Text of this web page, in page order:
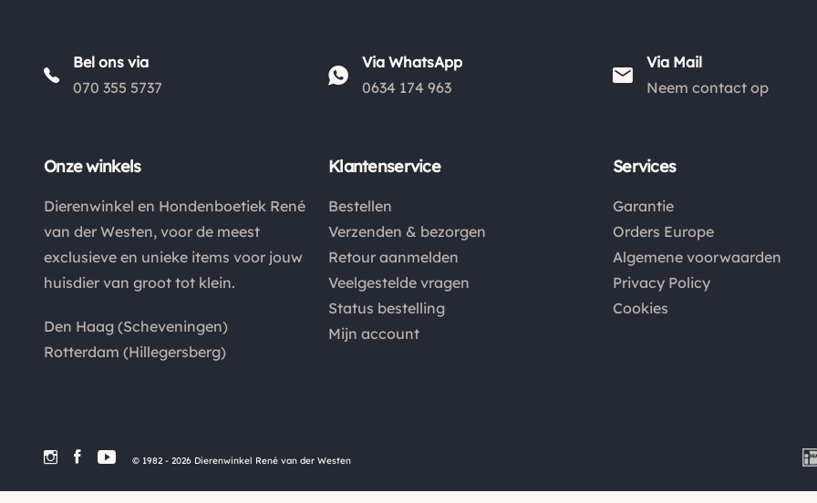
Bel ons via
070 355 5737
Via WhatsApp
0634 174 963
Via Mail
Neem contact op
Onze winkels
Dierenwinkel en Hondenboetiek René
van der Westen, voor de meest
exclusieve en unieke items voor jouw
huisdier van groot tot klein.
Den Haag (Scheveningen)
Rotterdam (Hillegersberg)
Klantenservice
Bestellen
Verzenden & bezorgen
Retour aanmelden
Veelgestelde vragen
Status bestelling
Mijn account
Services
Garantie
Orders Europe
Algemene voorwaarden
Privacy Policy
Cookies
© 1982 - 2026 Dierenwinkel René van der Westen